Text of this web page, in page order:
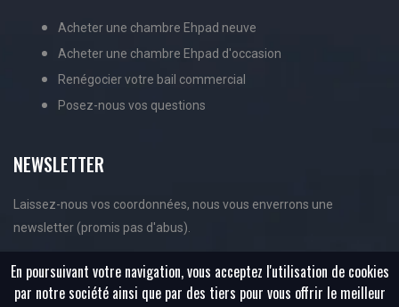
Acheter une chambre Ehpad neuve
Acheter une chambre Ehpad d'occasion
Renégocier votre bail commercial
Posez-nous vos questions
NEWSLETTER
Laissez-nous vos coordonnées, nous vous enverrons une
newsletter (promis pas d'abus).
En poursuivant votre navigation, vous acceptez l'utilisation de cookies
par notre société ainsi que par des tiers pour vous offrir le meilleur